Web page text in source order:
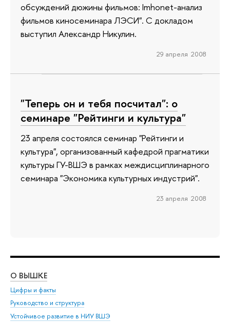
обсуждений дюжины фильмов: Imhonet-анализ
фильмов киносеминара ЛЭСИ". С докладом
выступил Александр Никулин.
29 апреля 2008
"Теперь он и тебя посчитал": о
семинаре "Рейтинги и культура"
23 апреля состоялся семинар "Рейтинги и
культура", организованный кафедрой прагматики
культуры ГУ-ВШЭ в рамках междисциплинарного
семинара "Экономика культурных индустрий".
23 апреля 2008
О ВЫШКЕ
Цифры и факты
Руководство и структура
Устойчивое развитие в НИУ ВШЭ